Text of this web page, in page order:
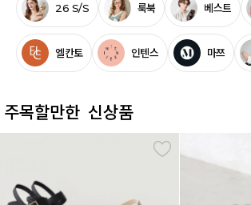
26 S/S 룩북 베스트
엘칸토 인텐스 마쯔
주목할만한 신상품